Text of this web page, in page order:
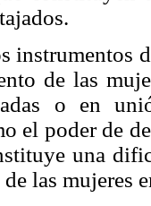
instrumentos
de las
o en
el poder de
una
las mujeres